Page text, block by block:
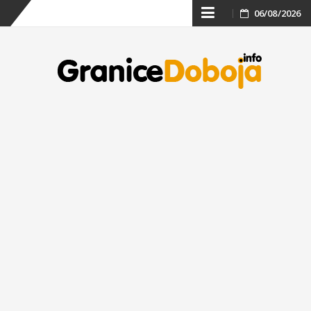
Skip
content
06/08/2026